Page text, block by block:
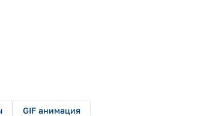
GIF анимация